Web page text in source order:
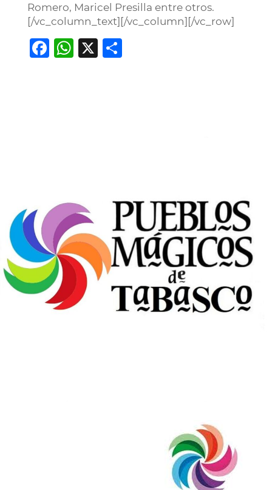
Romero, Maricel Presilla entre otros.
[/vc_column_text][/vc_column][/vc_row]
Facebook
WhatsApp
X Compartir